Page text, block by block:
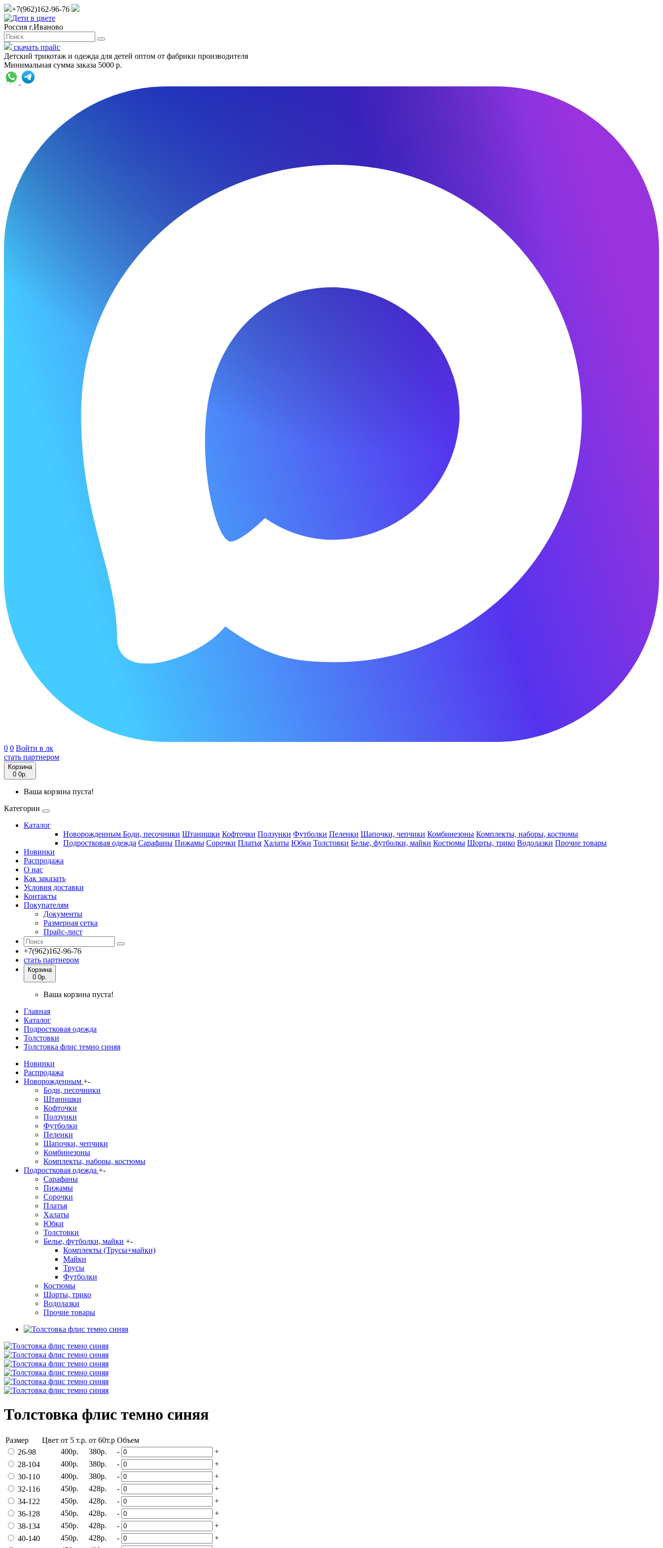
+7(962)162-96-76
Россия г.Иваново
скачать прайс
Детский трикотаж и одежда для детей оптом от фабрики производителя
Минимальная сумма заказа 5000 р.
0 0 Войти в лк
стать партнером
Корзина
0 0р.
Ваша корзина пуста!
Категории
Каталог
Новорожденным Боди, песочники Штанишки Кофточки Ползунки Футболки Пеленки Шапочки, чепчики Комбинезоны Комплекты, наборы, костюмы
Подростковая одежда Сарафаны Пижамы Сорочки Платья Халаты Юбки Толстовки Белье, футболки, майки Костюмы Шорты, трико Водолазки Прочие товары
Новинки
Распродажа
О нас
Как заказать
Условия доставки
Контакты
Покупателям
Документы
Размерная сетка
Прайс-лист
+7(962)162-96-76
стать партнером
Корзина
0 0р.
Ваша корзина пуста!
Главная
Каталог
Подростковая одежда
Толстовки
Толстовка флис темно синяя
Новинки
Распродажа
Новорожденным +-
Боди, песочники
Штанишки
Кофточки
Ползунки
Футболки
Пеленки
Шапочки, чепчики
Комбинезоны
Комплекты, наборы, костюмы
Подростковая одежда +-
Сарафаны
Пижамы
Сорочки
Платья
Халаты
Юбки
Толстовки
Белье, футболки, майки +-
Комплекты (Трусы+майки)
Майки
Трусы
Футболки
Костюмы
Шорты, трико
Водолазки
Прочие товары
Толстовка флис темно синяя
Размер Цвет от 5 т.р. от 60т.р Объем
26-98
400р. 380р. -
+
28-104
400р. 380р. -
+
30-110
400р. 380р. -
+
32-116
450р. 428р. -
+
34-122
450р. 428р. -
+
36-128
450р. 428р. -
+
38-134
450р. 428р. -
+
40-140
450р. 428р. -
+